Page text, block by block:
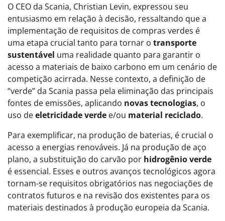
O CEO da Scania, Christian Levin, expressou seu
entusiasmo em relação à decisão, ressaltando que a
implementação de requisitos de compras verdes é
uma etapa crucial tanto para tornar o transporte
sustentável uma realidade quanto para garantir o
acesso a materiais de baixo carbono em um cenário de
competição acirrada. Nesse contexto, a definição de
“verde” da Scania passa pela eliminação das principais
fontes de emissões, aplicando novas tecnologias, o
uso deeletricidade verde e/ou material reciclado.
Para exemplificar, na produção de baterias, é crucial o
acesso a energias renováveis. Já na produção de aço
plano, a substituição do carvão por hidrogênio verde
é essencial. Esses e outros avanços tecnológicos agora
tornam-se requisitos obrigatórios nas negociações de
contratos futuros e na revisão dos existentes para os
materiais destinados à produção europeia da Scania.